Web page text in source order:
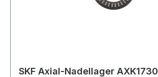
SKF Axial-Nadellager AXK1730